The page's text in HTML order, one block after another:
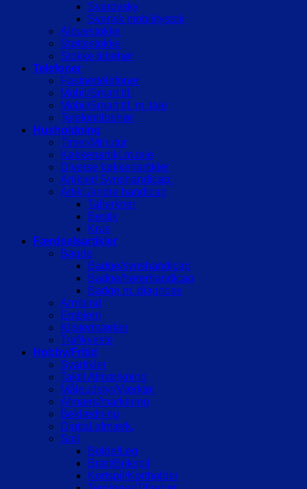
Svarovsky
Svensk mobilitystok
Albuestokke
Støttestokke
Stokke tilbehør
Telefoner
Fastnettelefoner
Mobil/Smart tlf.
Mobil/Smart tlf. m. tale
Telefontilbehør
Husholdning
Timer/Minutur
Køkkenartikl.m.tale
Diverse køkkenartikler
Artikler/ Synshandicap.
Artikl./andre handicap
Tallerkner
Bestik
Krus
Færdselsartikler
Bagde
Badge/synshandicap
Badge/hørerhandicap
Badge m. diagnose
Armbind
Emblem
Klistermærker
Trafikveste
Hobby/Fritid
Syartikler
Taktil Afmærkning
Måleudstyr/Værktøj
Afmærk/markering
Beklædning
Digital afmærk.
Spil
Bolde/Leg
Bræt/Brikspil
Kortspil/Kortholder